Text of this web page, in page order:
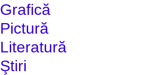
Grafică
Pictură
Literatură
Ştiri